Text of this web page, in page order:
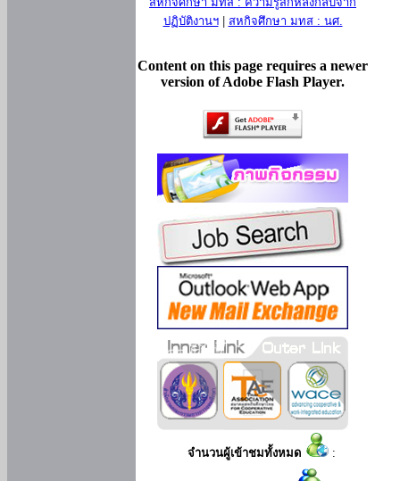
ปฏิบัติงานฯ| สหกิจศึกษา มทส : นศ.
Content on this page requires a newer
version of Adobe Flash Player.
จำนวนผู้เข้าชมทั้งหมด :